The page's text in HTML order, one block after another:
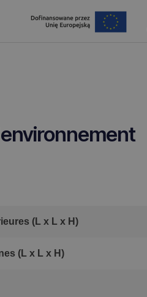
(L x L x H)
(L x L x H)